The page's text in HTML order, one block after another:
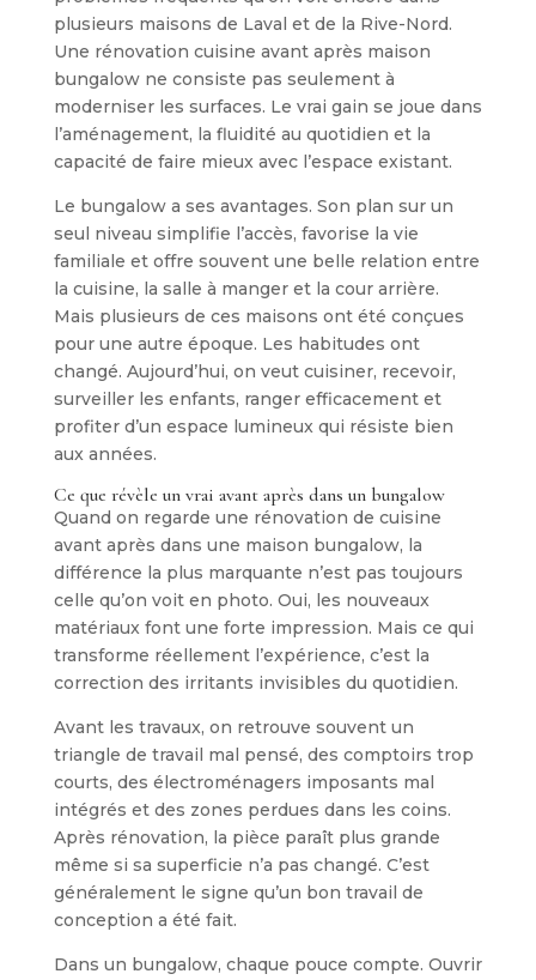
plusieurs maisons de Laval et de la Rive-Nord.
Une rénovation cuisine avant après maison
bungalow ne consiste pas seulement à
moderniser les surfaces. Le vrai gain se joue dans
l’aménagement, la fluidité au quotidien et la
capacité de faire mieux avec l’espace existant.
Le bungalow a ses avantages. Son plan sur un
seul niveau simplifie l’accès, favorise la vie
familiale et offre souvent une belle relation entre
la cuisine, la salle à manger et la cour arrière.
Mais plusieurs de ces maisons ont été conçues
pour une autre époque. Les habitudes ont
changé. Aujourd’hui, on veut cuisiner, recevoir,
surveiller les enfants, ranger efficacement et
profiter d’un espace lumineux qui résiste bien
aux années.
Ce que révèle un vrai avant après dans un bungalow
Quand on regarde une rénovation de cuisine
avant après dans une maison bungalow, la
différence la plus marquante n’est pas toujours
celle qu’on voit en photo. Oui, les nouveaux
matériaux font une forte impression. Mais ce qui
transforme réellement l’expérience, c’est la
correction des irritants invisibles du quotidien.
Avant les travaux, on retrouve souvent un
triangle de travail mal pensé, des comptoirs trop
courts, des électroménagers imposants mal
intégrés et des zones perdues dans les coins.
Après rénovation, la pièce paraît plus grande
même si sa superficie n’a pas changé. C’est
généralement le signe qu’un bon travail de
conception a été fait.
Dans un bungalow, chaque pouce compte. Ouvrir